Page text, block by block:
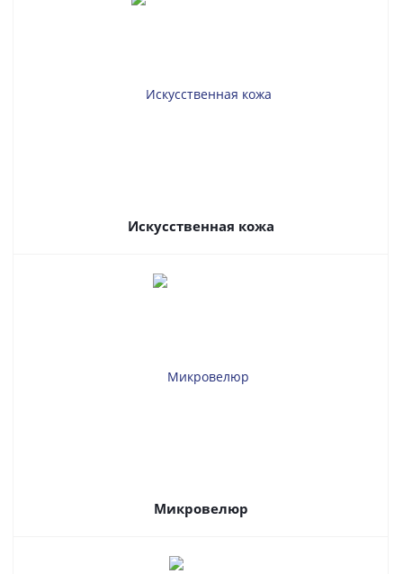
Искусственная кожа
Микровелюр